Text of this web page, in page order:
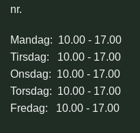
nr.
Mandag: 10.00 - 17.00
Tirsdag: 10.00 - 17.00
Onsdag: 10.00 - 17.00
Torsdag: 10.00 - 17.00
Fredag: 10.00 - 17.00